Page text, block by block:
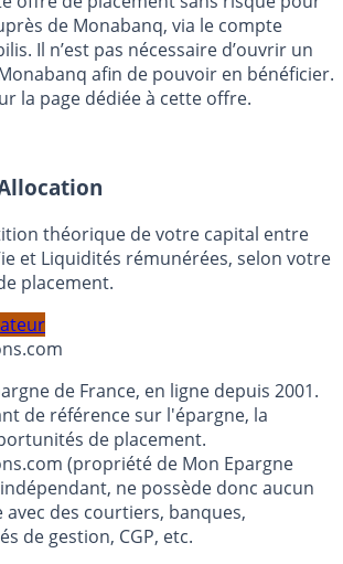
offre de placement sans risque pour
de Monabanq, via le compte
Il n’est pas nécessaire d’ouvrir un
afin de pouvoir en bénéficier.
la page dédiée à cette offre.
théorique de votre capital entre
et Liquidités rémunérées, selon votre
placement.
de France, en ligne depuis 2001.
de référence sur l'épargne, la
de placement.
(propriété de Mon Epargne
ne possède donc aucun
des courtiers, banques,